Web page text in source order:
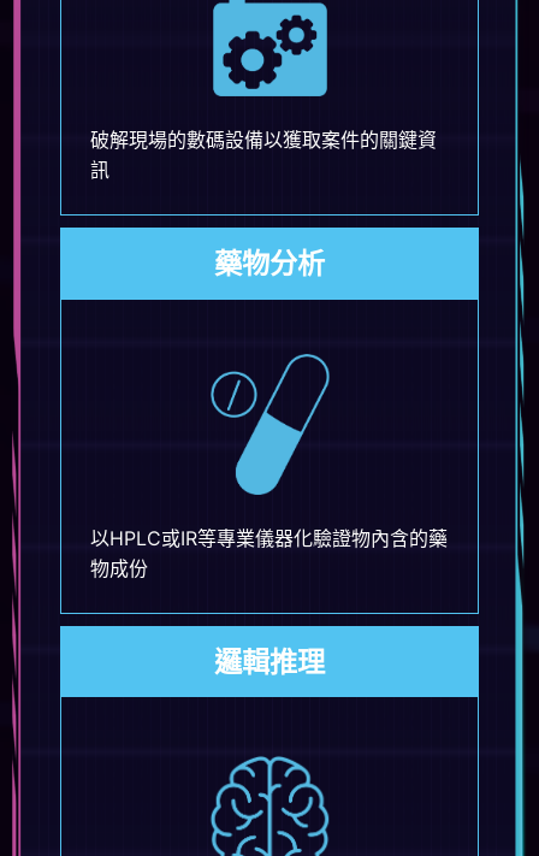
破解現場的數碼設備以獲取案件的關鍵資
訊
藥物分析
以HPLC或IR等專業儀器化驗證物內含的藥
物成份
邏輯推理